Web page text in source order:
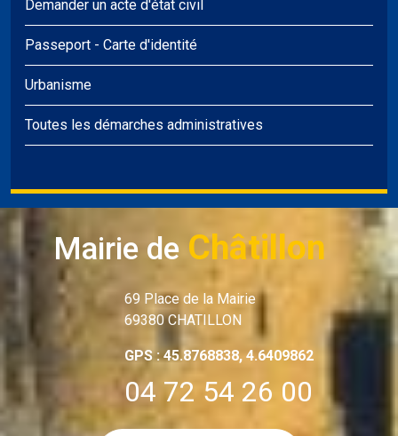
Demander un acte d'état civil
Passeport - Carte d'identité
Urbanisme
Toutes les démarches administratives
Mairie de Châtillon
69 Place de la Mairie
69380 CHATILLON
GPS : 45.8768838, 4.6409862
04 72 54 26 00